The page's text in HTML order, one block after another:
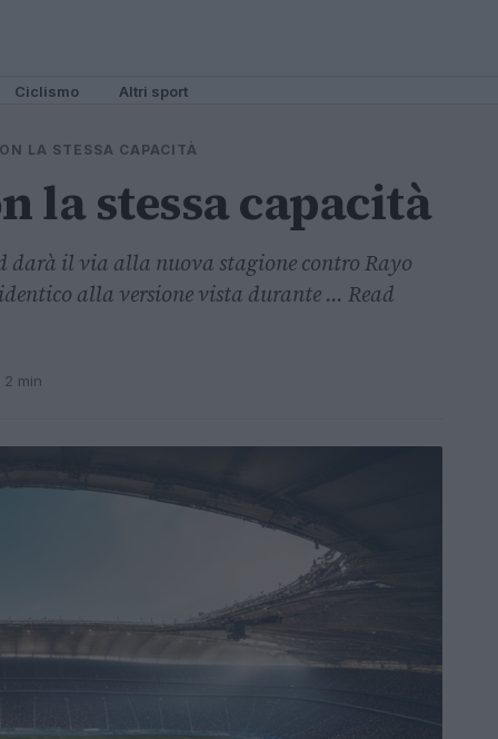
Ciclismo Altri sport
LA STESSA CAPACITÀ
la stessa capacità
darà il via alla nuova stagione contro Rayo
alla versione vista durante ... Read
2 min